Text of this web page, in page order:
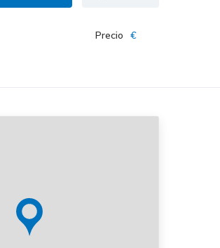
Precio €